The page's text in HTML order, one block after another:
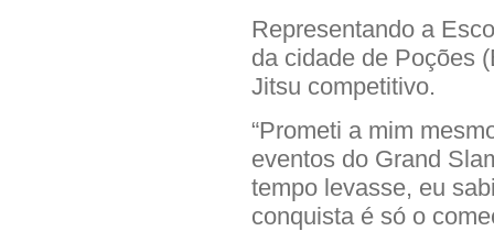
Representando a
da cidade de Poções
Jitsu competitivo.
“Prometi a mim
eventos do Grand
tempo levasse, eu
conquista é só o